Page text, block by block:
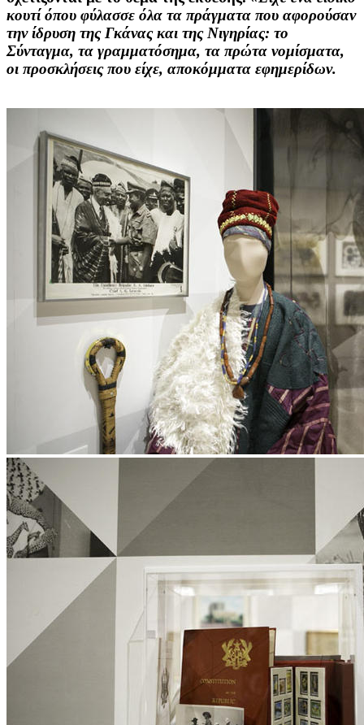
κουτί όπου φύλασσε όλα τα πράγματα που αφορούσαν
την ίδρυση της Γκάνας και της Νιγηρίας: το
Σύνταγμα, τα γραμματόσημα, τα πρώτα νομίσματα,
οι προσκλήσεις που είχε, αποκόμματα εφημερίδων.